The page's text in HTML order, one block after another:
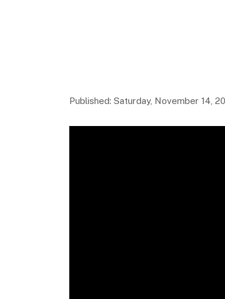
Published: Saturday, November 14,